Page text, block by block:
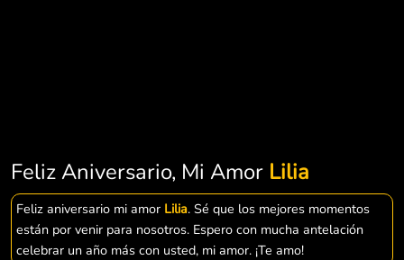
Feliz Aniversario, Mi Amor Lilia
Feliz aniversario mi amor Lilia. Sé que los mejores momentos
están por venir para nosotros. Espero con mucha antelación
celebrar un año más con usted, mi amor. ¡Te amo!